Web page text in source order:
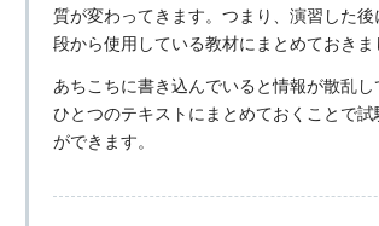
質が変わってきます。つまり、演習した
段から使用している教材にまとめておきま
あちこちに書き込んでいると情報が散乱し
ひとつのテキストにまとめておくことで試
ができます。